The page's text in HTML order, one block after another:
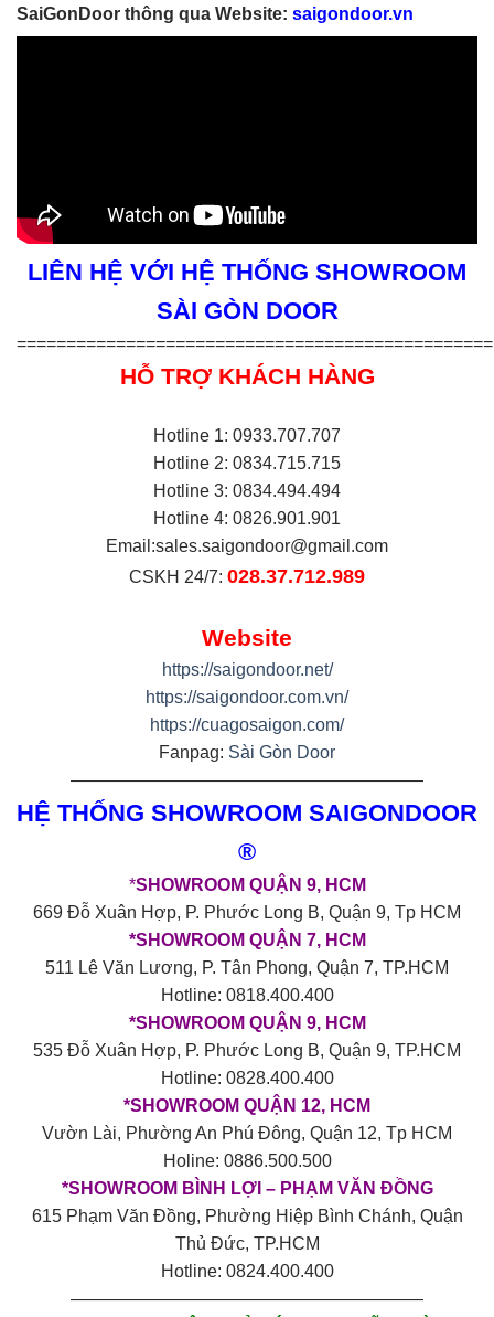
SaiGonDoor thông qua Website: saigondoor.vn
LIÊN HỆ VỚI HỆ THỐNG SHOWROOM
SÀI GÒN DOOR
================================================
HỖ TRỢ KHÁCH HÀNG
Hotline 1: 0933.707.707
Hotline 2: 0834.715.715
Hotline 3: 0834.494.494
Hotline 4: 0826.901.901
Email:sales.saigondoor@gmail.com
CSKH 24/7: 028.37.712.989
Website
https://saigondoor.net/
https://saigondoor.com.vn/
https://cuagosaigon.com/
Fanpag: Sài Gòn Door
————————————————————
HỆ THỐNG SHOWROOM SAIGONDOOR
®
*SHOWROOM QUẬN 9, HCM
669 Đỗ Xuân Hợp, P. Phước Long B, Quận 9, Tp HCM
*SHOWROOM QUẬN 7, HCM
511 Lê Văn Lương, P. Tân Phong, Quận 7, TP.HCM
Hotline: 0818.400.400
*SHOWROOM QUẬN 9, HCM
535 Đỗ Xuân Hợp, P. Phước Long B, Quận 9, TP.HCM
Hotline: 0828.400.400
*SHOWROOM QUẬN 12, HCM
Vườn Lài, Phường An Phú Đông, Quận 12, Tp HCM
Holine: 0886.500.500
*SHOWROOM BÌNH LỢI – PHẠM VĂN ĐỒNG
615 Phạm Văn Đồng, Phường Hiệp Bình Chánh, Quận
Thủ Đức, TP.HCM
Hotline: 0824.400.400
————————————————————